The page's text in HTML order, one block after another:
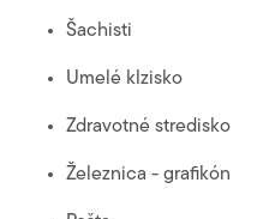
Šachisti
Umelé klzisko
Zdravotné stredisko
Železnica - grafikón